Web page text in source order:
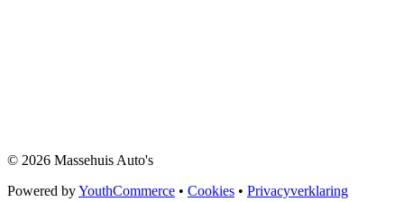
© 2026 Massehuis Auto's
Powered byYouthCommerce • Cookies • Privacyverklaring